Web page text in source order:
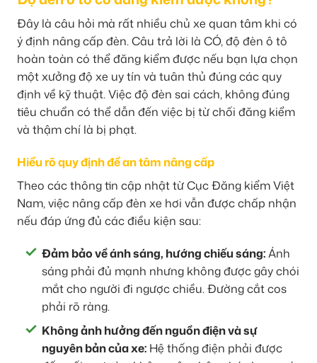
Đây là câu hỏi mà rất nhiều chủ xe quan tâm khi có
ý định nâng cấp đèn. Câu trả lời là CÓ, độ đèn ô tô
hoàn toàn có thể đăng kiểm được nếu bạn lựa chọn
một xưởng độ xe uy tín và tuân thủ đúng các quy
định về kỹ thuật. Việc độ đèn sai cách, không đúng
tiêu chuẩn có thể dẫn đến việc bị từ chối đăng kiểm
và thậm chí là bị phạt.
Hiểu rõ quy định để an tâm nâng cấp
Theo các thông tin cập nhật từ Cục Đăng kiểm Việt
Nam, việc nâng cấp đèn xe hơi vẫn được chấp nhận
nếu đáp ứng đủ các điều kiện sau:
Đảm bảo về ánh sáng, hướng chiếu sáng:Ánh
sáng phải đủ mạnh nhưng không được gây chói
mắt cho người đi ngược chiều. Đường cắt cos
phải rõ ràng.
Không ảnh hưởng đến nguồn điện và sự
nguyên bản của xe: Hệ thống điện phải được